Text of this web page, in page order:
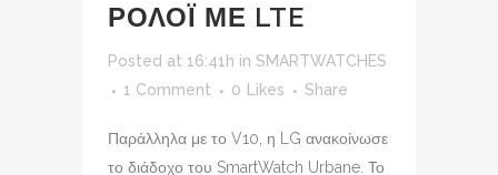
ΡΟΛΟΪ ΜΕ LTE
Posted at 16:41h in SMARTWATCHES
1 Comment
0 Likes Share
Παράλληλα με το V10, η LG ανακοίνωσε
το διάδοχο του SmartWatch Urbane. Το